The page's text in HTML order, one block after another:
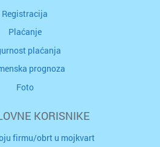
Registracija
Plaćanje
plaćanja
prognoza
Foto
KORISNIKE
firmu/obrt u mojkvart